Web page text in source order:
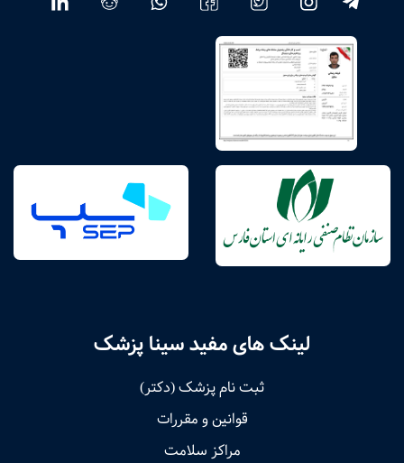
لینک های مفید سینا پزشک
ثبت نام پزشک (دکتر)
قوانین و مقررات
مراکز سلامت